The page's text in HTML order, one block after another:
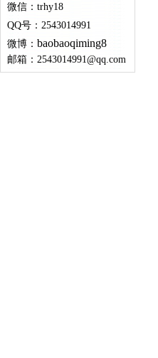
微信： trhy18
QQ号 ： 2543014991
微博： baobaoqiming8
邮箱： 2543014991@qq.com